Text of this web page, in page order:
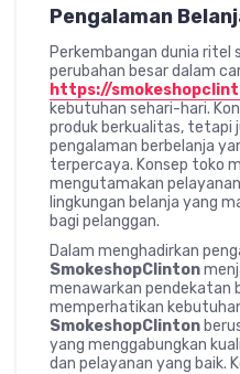
Pengalaman
Perkembangan dunia ritel
perubahan besar dalam
https://
kebutuhan sehari-hari.
produk berkualitas, tetapi
pengalaman berbelanja
terpercaya. Konsep toko
mengutamakan
lingkungan belanja yang
bagi pelanggan.
Dalam menghadirkan
SmokeshopClinton
menawarkan pendekatan
memperhatikan
SmokeshopClinton
yang menggabungkan
dan pelayanan yang baik.